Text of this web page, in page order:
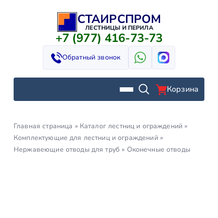
СТАИРСПРОМ
ЛЕСТНИЦЫ И ПЕРИЛА
+7 (977) 416-73-73
Обратный звонок
Корзина
Главная страница » Каталог лестниц и ограждений »
Комплектующие для лестниц и ограждений »
Нержавеющие отводы для труб » Оконечные отводы